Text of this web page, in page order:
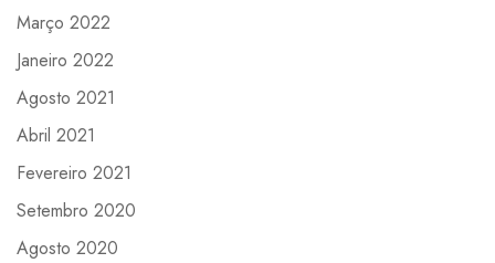
Março 2022
Janeiro 2022
Agosto 2021
Abril 2021
Fevereiro 2021
Setembro 2020
Agosto 2020